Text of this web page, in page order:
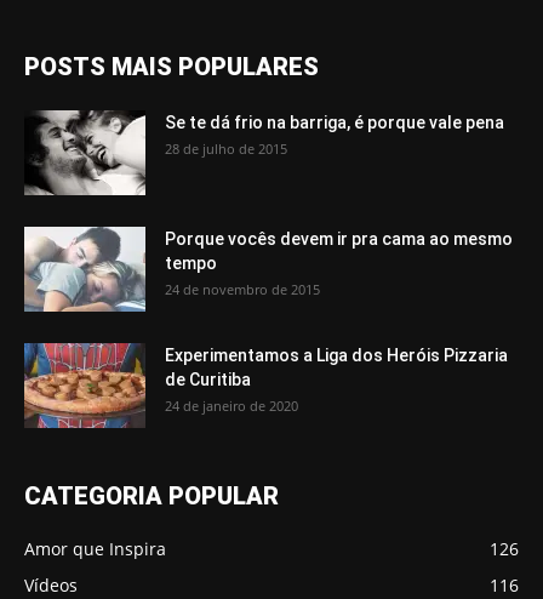
POSTS MAIS POPULARES
Se te dá frio na barriga, é porque vale pena
28 de julho de 2015
Porque vocês devem ir pra cama ao mesmo
tempo
24 de novembro de 2015
Experimentamos a Liga dos Heróis Pizzaria
de Curitiba
24 de janeiro de 2020
CATEGORIA POPULAR
Amor que Inspira
126
Vídeos
116